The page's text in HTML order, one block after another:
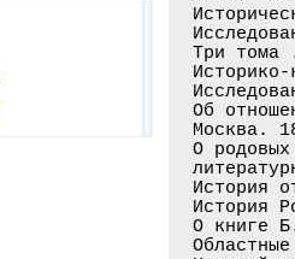
Три
Об
О
История
О